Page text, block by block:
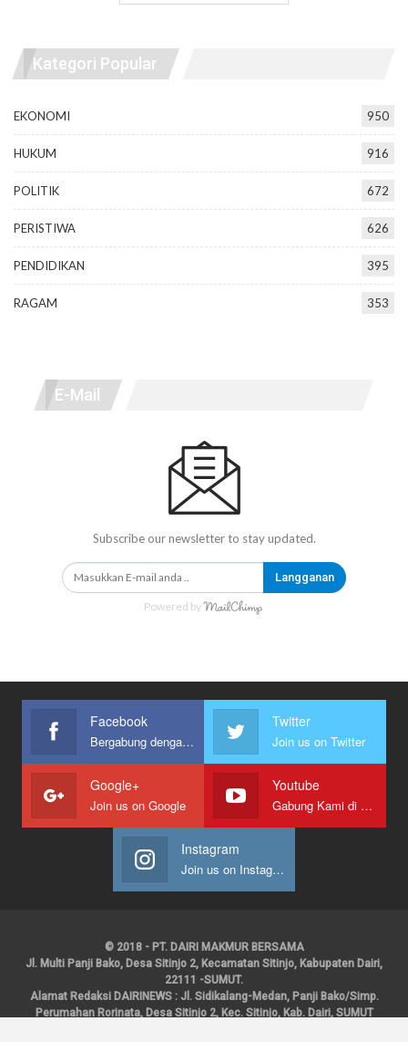
Kategori Popular
EKONOMI 950
HUKUM 916
POLITIK 672
PERISTIWA 626
PENDIDIKAN 395
RAGAM 353
E-Mail
Subscribe our newsletter to stay updated.
Langganan
Powered by
Facebook
Bergabung dengan kami
Twitter
Join us on Twitter
Google+
Join us on Google
Youtube
Gabung Kami di Youtube
Instagram
Join us on Instagram
© 2018 - PT. DAIRI MAKMUR BERSAMA
Jl. Multi Panji Bako, Desa Sitinjo 2, Kecamatan Sitinjo, Kabupaten Dairi,
22111 -SUMUT.
Alamat Redaksi DAIRINEWS : Jl. Sidikalang-Medan, Panji Bako/Simp.
Perumahan Rorinata, Desa Sitinjo 2, Kec. Sitinjo, Kab. Dairi, SUMUT